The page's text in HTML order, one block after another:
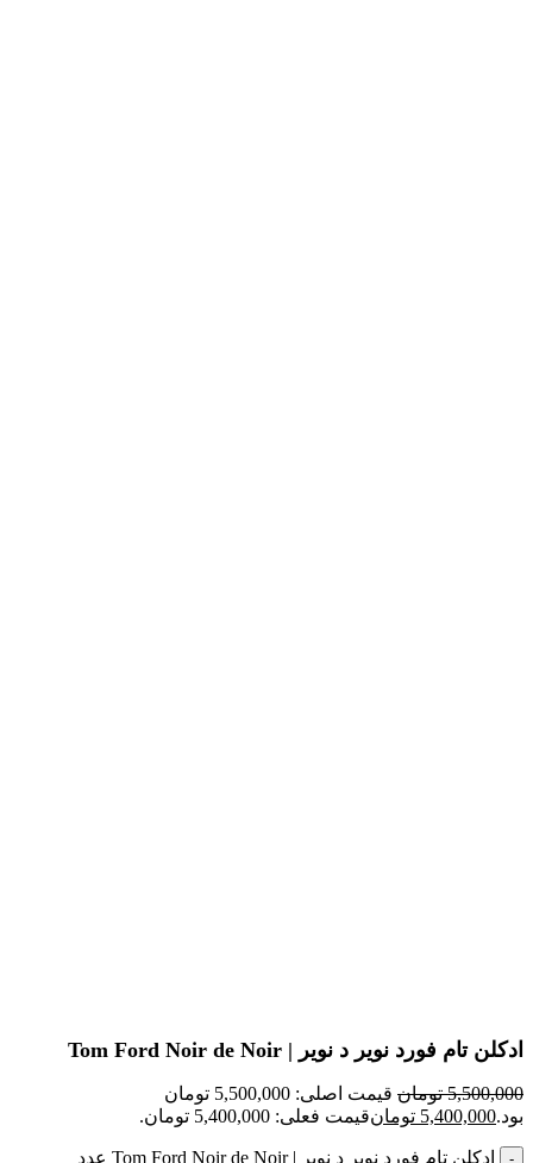
ادکلن تام فورد نویر د نویر | Tom Ford Noir de Noir
5,500,000 تومان
قیمت اصلی: 5,500,000 تومان
بود.5,400,000 تومانقیمت فعلی: 5,400,000 تومان.
ادکلن تام فورد نویر د نویر | Tom Ford Noir de Noir عدد